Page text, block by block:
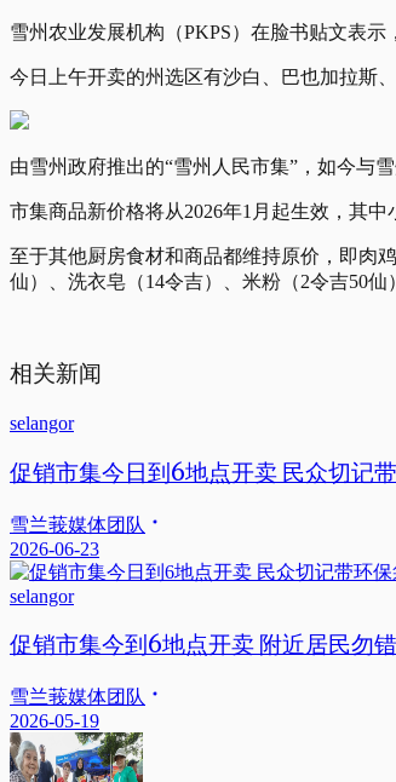
雪州农业发展机构（PKPS）在脸书贴文表
今日上午开卖的州选区有沙白、巴也加拉斯
由雪州政府推出的“雪州人民市集”，如今与
市集商品新价格将从2026年1月起生效，其
至于其他厨房食材和商品都维持原价，即肉
仙）、洗衣皂（14令吉）、米粉（2令吉50仙
相关新闻
selangor
促销市集今日到6地点开卖 民众切记
雪兰莪媒体团队
2026-06-23
selangor
促销市集今到6地点开卖 附近居民勿
雪兰莪媒体团队
2026-05-19